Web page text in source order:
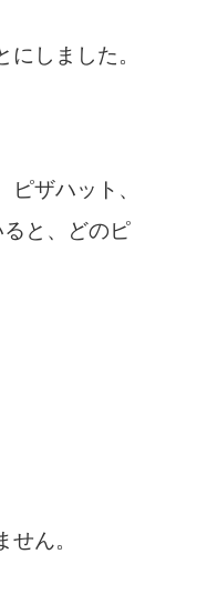
しました。
ザハット、
と、どのピ
ん。